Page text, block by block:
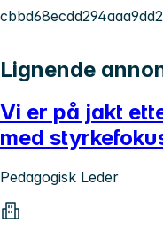
Lignende
Vi er på jakt
med
Pedagogisk Leder